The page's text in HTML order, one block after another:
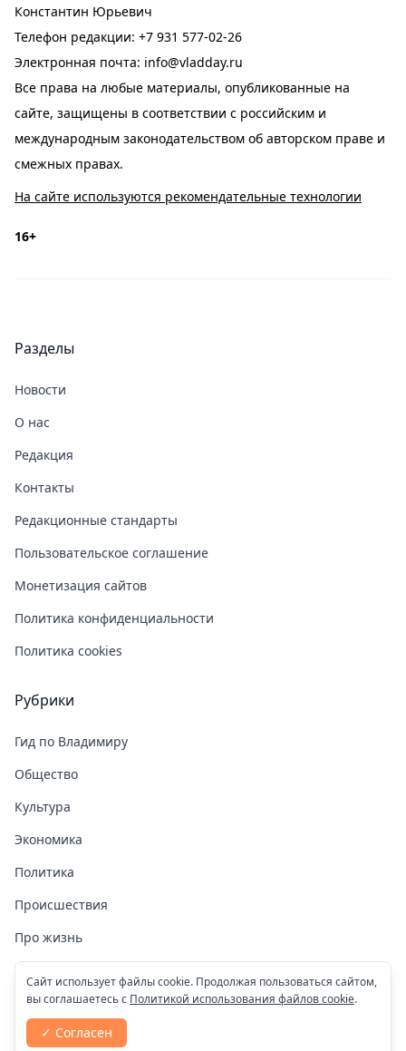
Константин Юрьевич
Телефон редакции: +7 931 577-02-26
Электронная почта: info@vladday.ru
Все права на любые материалы, опубликованные на
сайте, защищены в соответствии с российским и
международным законодательством об авторском праве и
смежных правах.
На сайте используются рекомендательные технологии
16+
Разделы
Новости
О нас
Редакция
Контакты
Редакционные стандарты
Пользовательское соглашение
Монетизация сайтов
Политика конфиденциальности
Политика cookies
Рубрики
Гид по Владимиру
Общество
Культура
Экономика
Политика
Происшествия
Про жизнь
Здоровье
COVID-19
Спорт
Сайт использует файлы cookie. Продолжая пользоваться сайтом,
вы соглашаетесь с Политикой использования файлов cookie.
✓ Согласен